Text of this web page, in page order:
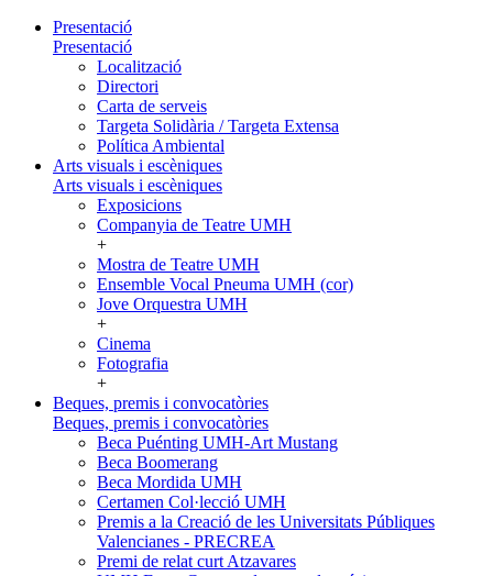
Presentació
Presentació
Localització
Directori
Carta de serveis
Targeta Solidària / Targeta Extensa
Política Ambiental
Arts visuals i escèniques
Arts visuals i escèniques
Exposicions
Companyia de Teatre UMH
+
Mostra de Teatre UMH
Ensemble Vocal Pneuma UMH (cor)
Jove Orquestra UMH
+
Cinema
Fotografia
+
Beques, premis i convocatòries
Beques, premis i convocatòries
Beca Puénting UMH-Art Mustang
Beca Boomerang
Beca Mordida UMH
Certamen Col·lecció UMH
Premis a la Creació de les Universitats Públiques
Valencianes - PRECREA
Premi de relat curt Atzavares